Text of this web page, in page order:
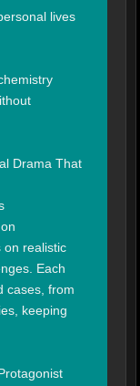
lives
Drama That
on realistic
Each
cases, from
keeping